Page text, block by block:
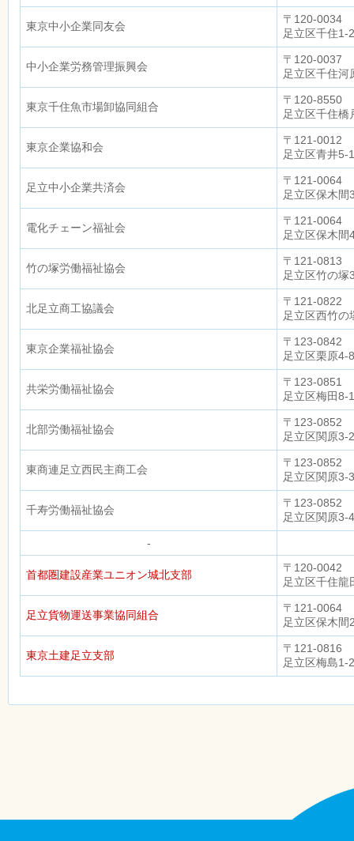
東京中小企業同友会
〒120-0034
足立区千住1-
中小企業労務管理振興会
〒120-0037
足立区千住河
東京千住魚市場卸協同組合
〒120-8550
足立区千住橋
東京企業協和会
〒121-0012
足立区青井
足立中小企業共済会
〒121-0064
足立区保木
電化チェーン福祉会
〒121-0064
足立区保木
竹の塚労働福祉協会
〒121-0813
足立区竹の
北足立商工協議会
〒121-0822
足立区西竹
東京企業福祉協会
〒123-0842
足立区栗原4-
共栄労働福祉協会
〒123-0851
足立区梅田
北部労働福祉協会
〒123-0852
足立区関原3-
東商連足立西民主商工会
〒123-0852
足立区関原3-
千寿労働福祉協会
〒123-0852
足立区関原3-
-
首都圏建設産業ユニオン城北支部
〒120-0042
足立区千住龍
足立貨物運送事業協同組合
〒121-0064
足立区保木間
東京土建足立支部
〒121-0816
足立区梅島1-